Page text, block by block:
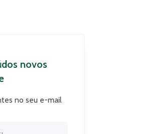
novos
no seu e-mail